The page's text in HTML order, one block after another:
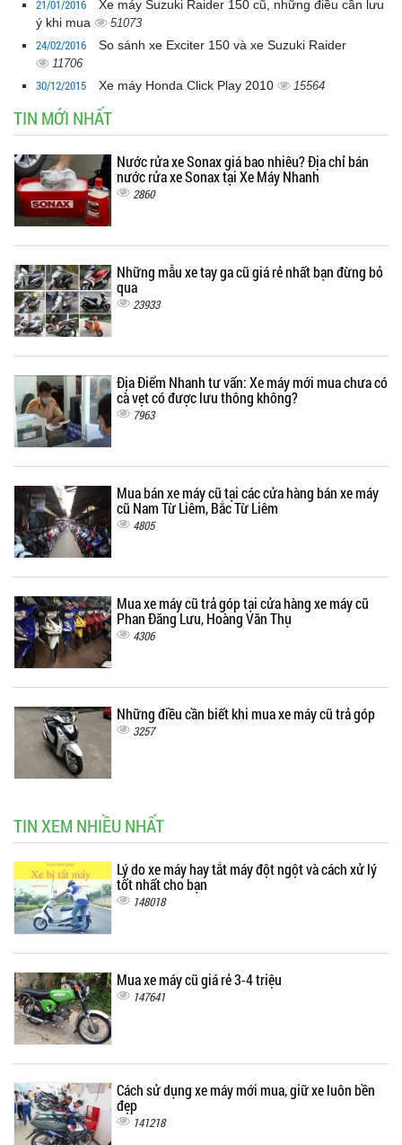
21/01/2016
Xe máy Suzuki Raider 150 cũ, những điều cần lưu
ý khi mua
51073
24/02/2016 So sánh xe Exciter 150 và xe Suzuki Raider
11706
30/12/2015 Xe máy Honda Click Play 2010 15564
TIN MỚI NHẤT
Nước rửa xe Sonax giá bao nhiêu? Địa chỉ bán
nước rửa xe Sonax tại Xe Máy Nhanh
2860
Những mẫu xe tay ga cũ giá rẻ nhất bạn đừng bỏ
qua
23933
Địa Điểm Nhanh tư vấn: Xe máy mới mua chưa có
cà vẹt có được lưu thông không?
7963
Mua bán xe máy cũ tại các cửa hàng bán xe máy
cũ Nam Từ Liêm, Bắc Từ Liêm
4805
Mua xe máy cũ trả góp tại cửa hàng xe máy cũ
Phan Đăng Lưu, Hoàng Văn Thụ
4306
Những điều cần biết khi mua xe máy cũ trả góp
3257
TIN XEM NHIỀU NHẤT
Lý do xe máy hay tắt máy đột ngột và cách xử lý
tốt nhất cho bạn
148018
Mua xe máy cũ giá rẻ 3-4 triệu
147641
Cách sử dụng xe máy mới mua, giữ xe luôn bền
đẹp
141218